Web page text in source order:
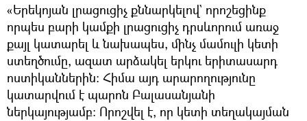
«Երեկոյան լրացուցիչ քննարկելով` որոշեցինք
որպես բարի կամքի լրացուցիչ դրսևորում առաջ
քայլ կատարել և նախապես, մինչ մամուլի կետի
ստեղծումը, ազատ արձակել երկու երիտասարդ
ոստիկաններին: Հիմա այդ արարողությունը
կատարվում է պարոն Բալասանյանի
ներկայությամբ: Որոշվել է, որ կետի տեղակայման